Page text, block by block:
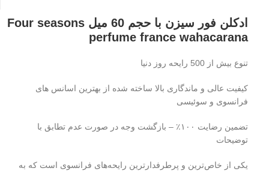
ادکلن فور سیزن با حجم 60 میل Four seasons
perfume france wahacarana
تنوع بیش از 500 رایحه روز دنیا
کیفیت عالی و ماندگاری بالا ساخته شده از بهترین اسانس های
فرانسوی و سوئیسی
تضمین رضایت ۱۰۰٪ – بازگشت وجه در صورت عدم تطابق با
توضیحات
یکی از خاص‌ترین و پرطرفدارترین رایحه‌های فرانسوی است که به